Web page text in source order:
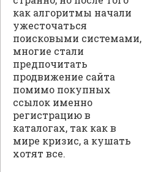
как алгоритмы начали
ужесточаться
поисковыми системами,
многие стали
предпочитать
продвижение сайта
помимо покупных
ссылок именно
регистрацию в
каталогах, так как в
мире кризис, а кушать
хотят все.